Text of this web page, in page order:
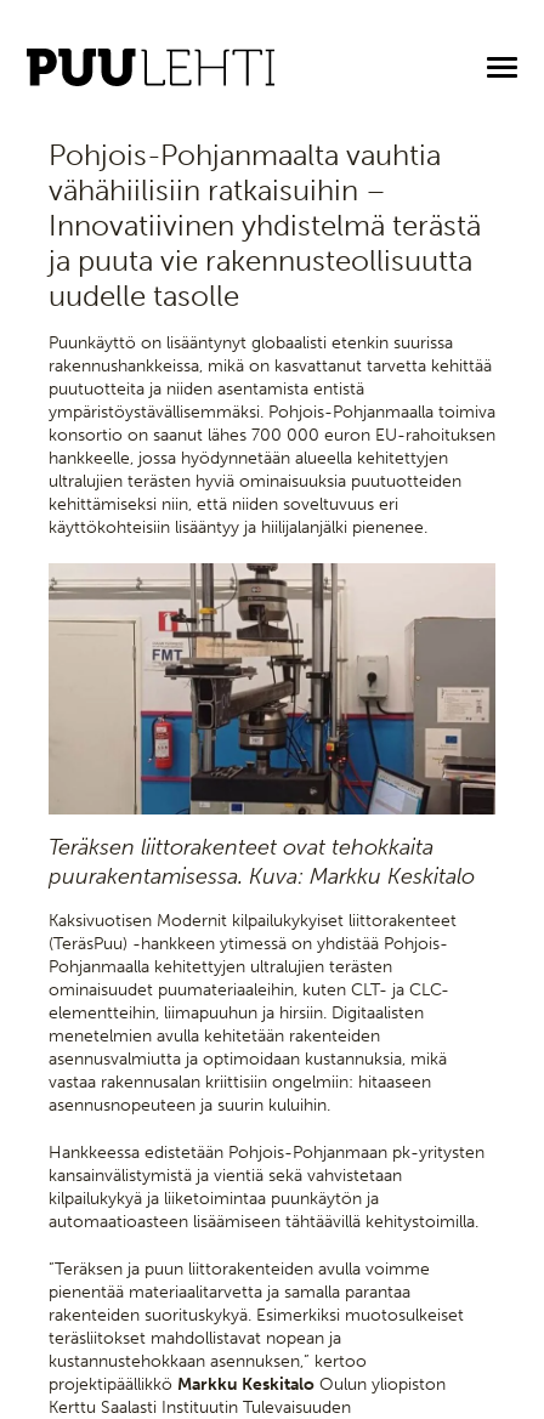
27.2.2025
Pohjois-Pohjanmaalta vauhtia
vähähiilisiin ratkaisuihin –
Innovatiivinen yhdistelmä terästä
ja puuta vie rakennusteollisuutta
uudelle tasolle
Puunkäyttö on lisääntynyt globaalisti etenkin suurissa
rakennushankkeissa, mikä on kasvattanut tarvetta kehittää
puutuotteita ja niiden asentamista entistä
ympäristöystävällisemmäksi. Pohjois-Pohjanmaalla toimiva
konsortio on saanut lähes 700 000 euron EU-rahoituksen
hankkeelle, jossa hyödynnetään alueella kehitettyjen
ultralujien terästen hyviä ominaisuuksia puutuotteiden
kehittämiseksi niin, että niiden soveltuvuus eri
käyttökohteisiin lisääntyy ja hiilijalanjälki pienenee.
Teräksen liittorakenteet ovat tehokkaita
puurakentamisessa. Kuva: Markku Keskitalo
Kaksivuotisen Modernit kilpailukykyiset liittorakenteet
(TeräsPuu) -hankkeen ytimessä on yhdistää Pohjois-
Pohjanmaalla kehitettyjen ultralujien terästen
ominaisuudet puumateriaaleihin, kuten CLT- ja CLC-
elementteihin, liimapuuhun ja hirsiin. Digitaalisten
menetelmien avulla kehitetään rakenteiden
asennusvalmiutta ja optimoidaan kustannuksia, mikä
vastaa rakennusalan kriittisiin ongelmiin: hitaaseen
asennusnopeuteen ja suurin kuluihin.
Hankkeessa edistetään Pohjois-Pohjanmaan pk-yritysten
kansainvälistymistä ja vientiä sekä vahvistetaan
kilpailukykyä ja liiketoimintaa puunkäytön ja
automaatioasteen lisäämiseen tähtäävillä kehitystoimilla.
”Teräksen ja puun liittorakenteiden avulla voimme
pienentää materiaalitarvetta ja samalla parantaa
rakenteiden suorituskykyä. Esimerkiksi muotosulkeiset
teräsliitokset mahdollistavat nopean ja
kustannustehokkaan asennuksen,” kertoo
projektipäällikkö Markku Keskitalo Oulun yliopiston
Kerttu Saalasti Instituutin Tulevaisuuden